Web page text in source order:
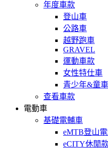
年度車款
登山車
公路車
越野跑車
GRAVEL
運動車款
女性特仕車
青少年&童車
查看車款
電動車
基礎電輔車
eMTB登山
eCITY休閒